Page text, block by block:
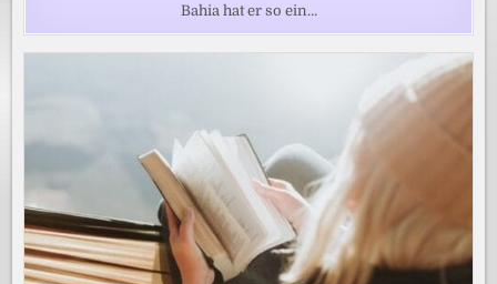
Bahia hat er so ein…